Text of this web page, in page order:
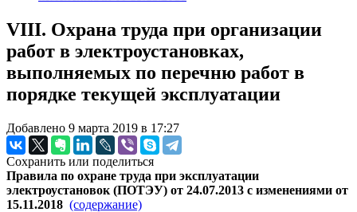
VIII. Охрана труда при организации
работ в электроустановках,
выполняемых по перечню работ в
порядке текущей эксплуатации
Добавлено 9 марта 2019 в 17:27
Сохранить или поделиться
Правила по охране труда при эксплуатации
электроустановок (ПОТЭУ) от 24.07.2013 с изменениями от
15.11.2018 (содержание)